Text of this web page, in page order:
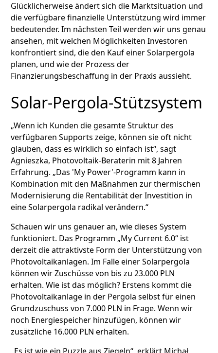
Glücklicherweise ändert sich die Marktsituation und
die verfügbare finanzielle Unterstützung wird immer
bedeutender. Im nächsten Teil werden wir uns genau
ansehen, mit welchen Möglichkeiten Investoren
konfrontiert sind, die den Kauf einer Solarpergola
planen, und wie der Prozess der
Finanzierungsbeschaffung in der Praxis aussieht.
Solar-Pergola-Stützsystem
„Wenn ich Kunden die gesamte Struktur des
verfügbaren Supports zeige, können sie oft nicht
glauben, dass es wirklich so einfach ist“, sagt
Agnieszka, Photovoltaik-Beraterin mit 8 Jahren
Erfahrung. „Das 'My Power'-Programm kann in
Kombination mit den Maßnahmen zur thermischen
Modernisierung die Rentabilität der Investition in
eine Solarpergola radikal verändern.“
Schauen wir uns genauer an, wie dieses System
funktioniert. Das Programm „My Current 6.0“ ist
derzeit die attraktivste Form der Unterstützung von
Photovoltaikanlagen. Im Falle einer Solarpergola
können wir Zuschüsse von bis zu 23.000 PLN
erhalten. Wie ist das möglich? Erstens kommt die
Photovoltaikanlage in der Pergola selbst für einen
Grundzuschuss von 7.000 PLN in Frage. Wenn wir
noch Energiespeicher hinzufügen, können wir
zusätzliche 16.000 PLN erhalten.